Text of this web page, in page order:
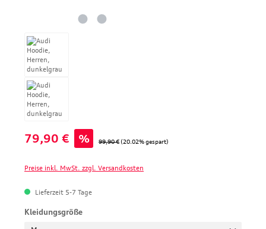
Verkaufspreis:
79,90 € % Regulärer Preis:
99,90 € (20.02% gespart)
Preise inkl. MwSt. zzgl. Versandkosten
Lieferzeit 5-7 Tage
Kleidungsgrößeauswählen